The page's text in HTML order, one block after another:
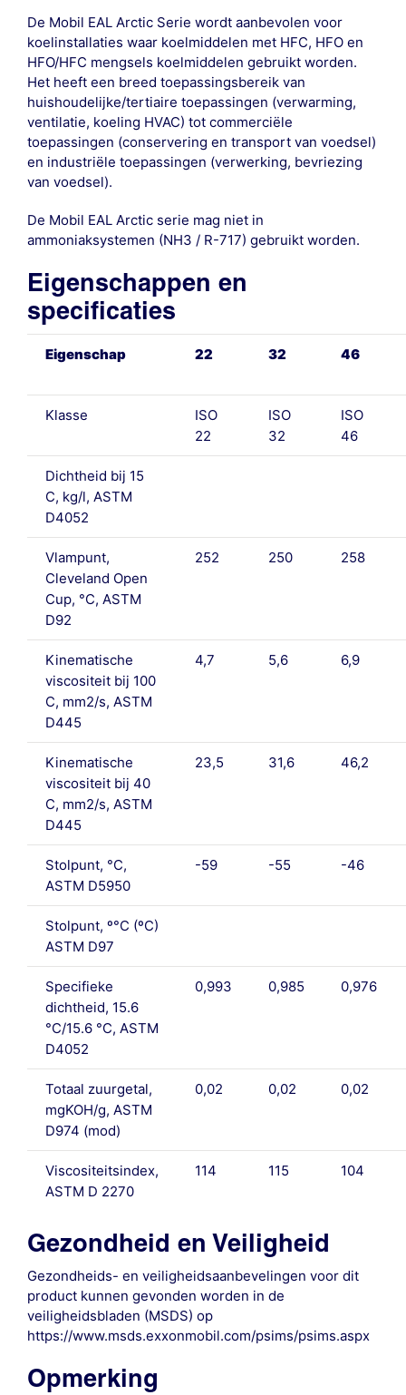
De Mobil EAL Arctic Serie wordt aanbevolen voor
koelinstallaties waar koelmiddelen met HFC, HFO en
HFO/HFC mengsels koelmiddelen gebruikt worden.
Het heeft een breed toepassingsbereik van
huishoudelijke/tertiaire toepassingen (verwarming,
ventilatie, koeling HVAC) tot commerciële
toepassingen (conservering en transport van voedsel)
en industriële toepassingen (verwerking, bevriezing
van voedsel).
De Mobil EAL Arctic serie mag niet in
ammoniaksystemen (NH3 / R-717) gebruikt worden.
Eigenschappen en
specificaties
Eigenschap 22 32 46
Klasse
ISO
22
ISO
32
ISO
46
Dichtheid bij 15
C, kg/l, ASTM
D4052
Vlampunt,
Cleveland Open
Cup, °C, ASTM
D92
252 250 258
Kinematische
viscositeit bij 100
C, mm2/s, ASTM
D445
4,7 5,6 6,9
Kinematische
viscositeit bij 40
C, mm2/s, ASTM
D445
23,5 31,6 46,2
Stolpunt, °C,
ASTM D5950
-59 -55 -46
Stolpunt, º°C (ºC)
ASTM D97
Specifieke
dichtheid, 15.6
°C/15.6 °C, ASTM
D4052
0,993 0,985 0,976
Totaal zuurgetal,
mgKOH/g, ASTM
D974 (mod)
0,02 0,02 0,02
Viscositeitsindex,
ASTM D 2270
114 115 104
Gezondheid en Veiligheid
Gezondheids- en veiligheidsaanbevelingen voor dit
product kunnen gevonden worden in de
veiligheidsbladen (MSDS) op
https://www.msds.exxonmobil.com/psims/psims.aspx
Opmerking